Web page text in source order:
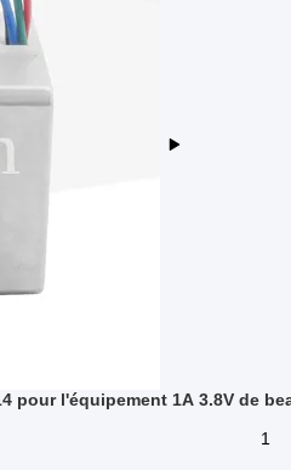
pour l'équipement 1A 3.8V de
1